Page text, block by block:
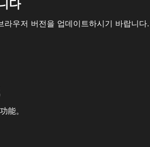
다
우저 버전을 업데이트하시기 바랍니다.
能。